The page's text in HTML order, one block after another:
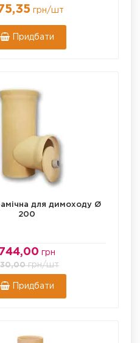
грн/шт
Придбати
для димоходу Ø
200
744,00 грн
грн/шт
Придбати